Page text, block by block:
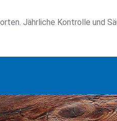
Jährliche Kontrolle und